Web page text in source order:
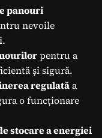
panouri
nevoile
pentru a
și sigură.
regulatăa
o funcționare
stocare a energiei